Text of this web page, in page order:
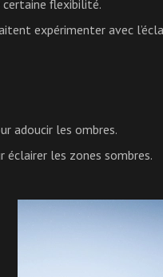
flexibilité.
expérimenter avec
adoucir les ombres.
les zones sombres.